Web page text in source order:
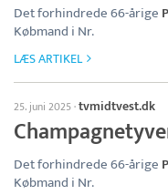
Det forhindrede 66-årige
Købmand i Nr.
LÆS ARTIKEL
25. juni 2025·tvmidtvest.dk
Det forhindrede 66-årige
Købmand i Nr.